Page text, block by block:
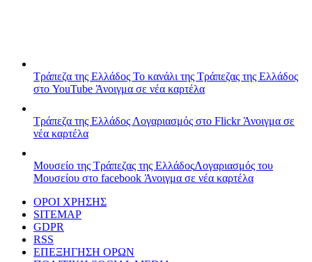
Τράπεζα της Ελλάδος Το κανάλι της Τράπεζας της Ελλάδος
στο YouTube Άνοιγμα σε νέα καρτέλα
Τράπεζα της Ελλάδος Λογαριασμός στο FlickrΆνοιγμα σε
νέα καρτέλα
Μουσείο της Τράπεζας της ΕλλάδοςΛογαριασμός του
Μουσείου στο facebook Άνοιγμα σε νέα καρτέλα
ΟΡΟΙ ΧΡΗΣΗΣ
SITEMAP
GDPR
RSS
ΕΠΕΞΗΓΗΣΗ ΟΡΩΝ